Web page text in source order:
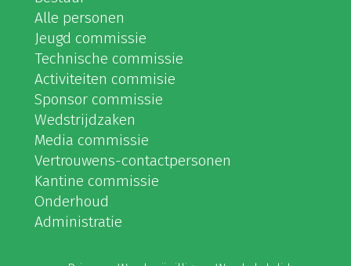
Alle personen
Jeugd commissie
Technische commissie
Activiteiten commisie
Sponsor commissie
Wedstrijdzaken
Media commissie
Vertrouwens-contactpersonen
Kantine commissie
Onderhoud
Administratie